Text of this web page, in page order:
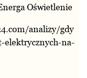
Oświetlenie
analizy/gdy
elektrycznych-na-